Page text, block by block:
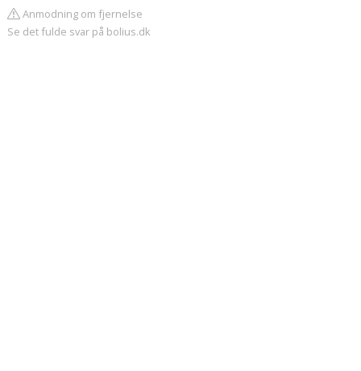
Anmodning om fjernelse
Se det fulde svar på bolius.dk